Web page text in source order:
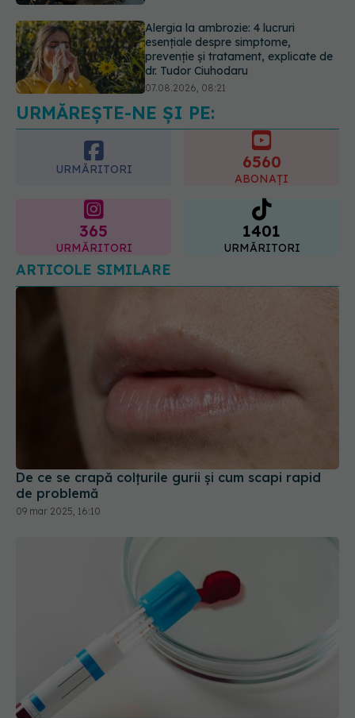
Alergia la ambrozie: 4 lucruri
esențiale despre simptome,
prevenție și tratament, explicate de
dr. Tudor Ciuhodaru
07.08.2026, 08:21
EXCLUSIV Brahiterapie vs
radioterapie externă în cancerul
ginecologic. Dr. Sorin Bogdan
(SANADOR) explică diferența și
cum acționează tratamentul
URMĂREȘTE-NE ȘI PE:
URMĂRITORI 6560
ABONAȚI
365
URMĂRITORI
1401
URMĂRITORI
ARTICOLE SIMILARE
De ce se crapă colțurile gurii și cum scapi rapid
de problemă
09 mar 2025, 16:10